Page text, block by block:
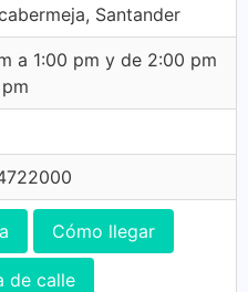
Santander
a 1:00 pm y de 2:00 pm
Cómo llegar
de calle